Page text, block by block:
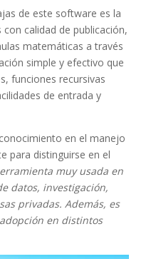
de este software es la
calidad de publicación,
matemáticas a través
simple y efectivo que
funciones recursivas
de entrada y
en el manejo
para distinguirse en el
muy usada en
datos, investigación,
privadas. Además, es
en distintos